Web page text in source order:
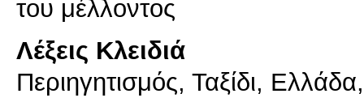
του μέλλοντος
Λέξεις Κλειδιά
Περιηγητισμός, Ταξίδι,